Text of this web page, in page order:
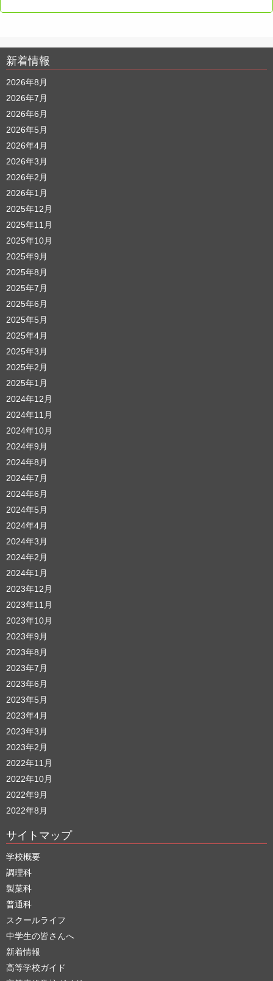
新着情報
2026年8月
2026年7月
2026年6月
2026年5月
2026年4月
2026年3月
2026年2月
2026年1月
2025年12月
2025年11月
2025年10月
2025年9月
2025年8月
2025年7月
2025年6月
2025年5月
2025年4月
2025年3月
2025年2月
2025年1月
2024年12月
2024年11月
2024年10月
2024年9月
2024年8月
2024年7月
2024年6月
2024年5月
2024年4月
2024年3月
2024年2月
2024年1月
2023年12月
2023年11月
2023年10月
2023年9月
2023年8月
2023年7月
2023年6月
2023年5月
2023年4月
2023年3月
2023年2月
2022年11月
2022年10月
2022年9月
2022年8月
サイトマップ
学校概要
調理科
製菓科
普通科
スクールライフ
中学生の皆さんへ
新着情報
高等学校ガイド